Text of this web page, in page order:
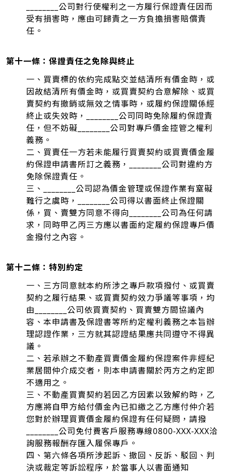
________公司對行使權利之一方履行保證責任因而
受有損害時，應由可歸責之一方負擔損害賠償責
任。
第十一條：保證責任之免除與終止
一、買賣標的依約完成點交並結清所有價金時，或
因故結清所有價金時，或買賣契約合意解除、或買
賣契約有撤銷或無效之情事時，或履約保證關係經
終止或失效時，________公司同時免除履約保證責
任，但不妨礙________公司對專戶價金控管之權利
義務。
二、買賣任一方若未能履行買賣契約或買賣價金履
約保證申請書所訂之義務，________公司對違約方
免除保證責任。
三、________公司認為價金管理或保證作業有窒礙
難行之虞時，________公司得以書面終止保證關
係，買、賣雙方同意不得向________公司為任何請
求，同時甲乙丙三方應以書面約定履約保證專戶價
金撥付之內容。
第十二條：特別約定
一、三方同意就本約所涉之專戶款項撥付、或買賣
契約之履行結果、或買賣契約效力爭議等事項，均
由________公司依買賣契約、買賣雙方間協議內
容、本申請書及保證書等所約定權利義務之本旨辦
理認證作業，三方就其認證結果應共同遵守不得異
議。
二、若承辦之不動產買賣價金履約保證案件非經紀
業居間仲介成交者，則本申請書關於丙方之約定即
不適用之。
三、不動產買賣契約若因乙方因素以致解約時，乙
方應將自甲方給付價金內已扣繳之乙方應付仲介若
您對於辦理買賣價金履約保證有任何疑問，請撥
________公司免付費客戶服務專線0800-XXX-XXX洽
詢服務報酬存匯入履保專戶。
四、第六條各項所涉起訴、撤回、反訴、駁回、判
決或裁定等訴訟程序，於當事人以書面通知